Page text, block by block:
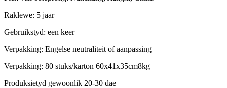
Raklewe: 5 jaar
Gebruikstyd: een keer
Verpakking: Engelse neutraliteit of aanpassing
Verpakking: 80 stuks/karton 60x41x35cm8kg
Produksietyd gewoonlik 20-30 dae